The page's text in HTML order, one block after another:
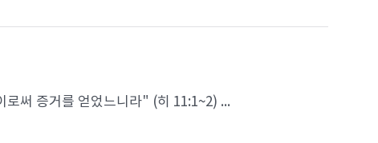
써 증거를 얻었느니라" (히 11:1~2) ...